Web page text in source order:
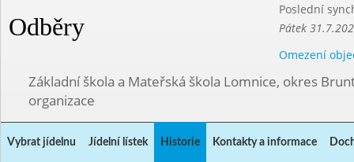
Odběry
Poslední
Pátek
Omezení
Základní škola a Mateřská škola Lomnice, okres
organizace
Vybrat jídelnu Jídelní lístek Historie Kontakty a informace